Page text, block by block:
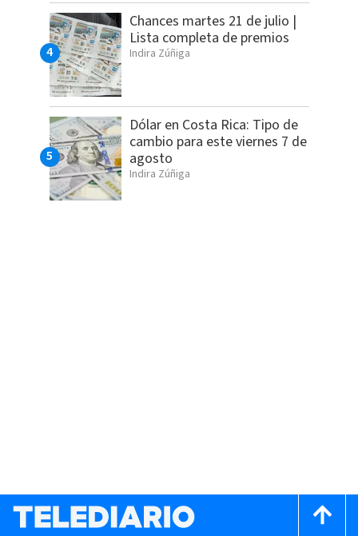
Chances martes 21 de julio |
Lista completa de premios
Indira Zúñiga
Dólar en Costa Rica: Tipo de
cambio para este viernes 7 de
agosto
Indira Zúñiga